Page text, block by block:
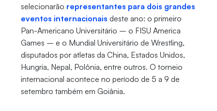
selecionarão representantes para dois grandes
eventos internacionais deste ano: o primeiro
Pan-Americano Universitário – o FISU America
Games – e o Mundial Universitário de Wrestling,
disputados por atletas da China, Estados Unidos,
Hungria, Nepal, Polônia, entre outros. O torneio
internacional acontece no período de 5 a 9 de
setembro também em Goiânia.